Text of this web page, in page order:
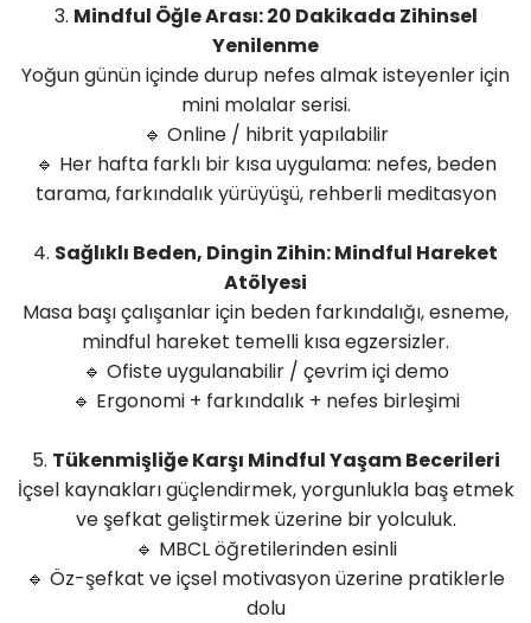
3. Mindful Öğle Arası: 20 Dakikada Zihinsel
Yenilenme
Yoğun günün içinde durup nefes almak isteyenler için
mini molalar serisi.
🔹 Online / hibrit yapılabilir
🔹 Her hafta farklı bir kısa uygulama: nefes, beden
tarama, farkındalık yürüyüşü, rehberli meditasyon
4. Sağlıklı Beden, Dingin Zihin: Mindful Hareket
Atölyesi
Masa başı çalışanlar için beden farkındalığı, esneme,
mindful hareket temelli kısa egzersizler.
🔹 Ofiste uygulanabilir / çevrim içi demo
🔹 Ergonomi + farkındalık + nefes birleşimi
5. Tükenmişliğe Karşı Mindful Yaşam Becerileri
İçsel kaynakları güçlendirmek, yorgunlukla baş etmek
ve şefkat geliştirmek üzerine bir yolculuk.
🔹 MBCL öğretilerinden esinli
🔹 Öz-şefkat ve içsel motivasyon üzerine pratiklerle
dolu